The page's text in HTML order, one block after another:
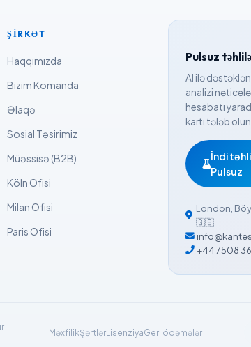
ŞIRKƏT
Haqqımızda
Bizim Komanda
Əlaqə
Sosial Təsirimiz
Müəssisə (B2B)
Köln Ofisi
Milan Ofisi
Paris Ofisi
Pulsuz
AI ilə
analizi
hesabatı
kartı tələb
İndi
Pulsuz
London
🇬🇧
+44 7508
MəxfilikŞərtlərLisenziyaGeri ödəmələr